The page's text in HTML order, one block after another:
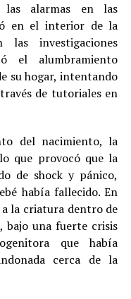
las alarmas en las
en el interior de la
investigaciones
el alumbramiento
su hogar, intentando
de tutoriales en
del nacimiento, la
que provocó que la
de shock y pánico,
había fallecido. En
la criatura dentro de
bajo una fuerte crisis
que había
cerca de la